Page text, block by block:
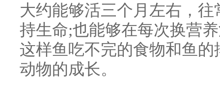
大约能够活三个月左右，
持生命;也能够在每次换营
这样鱼吃不完的食物和鱼
动物的成长。